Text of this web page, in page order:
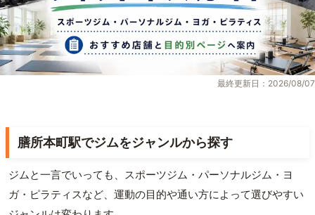
最終更新日：2026/08/07
膳所本町駅でジムをジャンルから探す
ジムと一言でいっても、スポーツジム・パーソナルジム・ヨ
ガ・ピラティスなど、運動の目的や通い方によって選びやすい